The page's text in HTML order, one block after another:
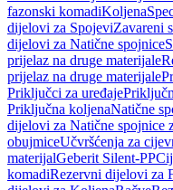
fazonski komadiKoljena
dijelovi za SpojeviZavareni
dijelovi za Natične spojnice
prijelaz na druge materijale
prijelaz na druge materijale
Priključci za uređaje
Priključna koljenaNatične
dijelovi za Natične spojnice
obujmiceUčvršćenja za
materijalGeberit Silent-PP
komadiRezervni dijelovi za